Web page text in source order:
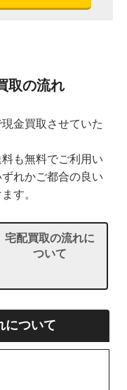
取の流れ
金買取させていた
も無料でご利用い
れかご都合の良い
す。
宅配買取の流れに
ついて
について